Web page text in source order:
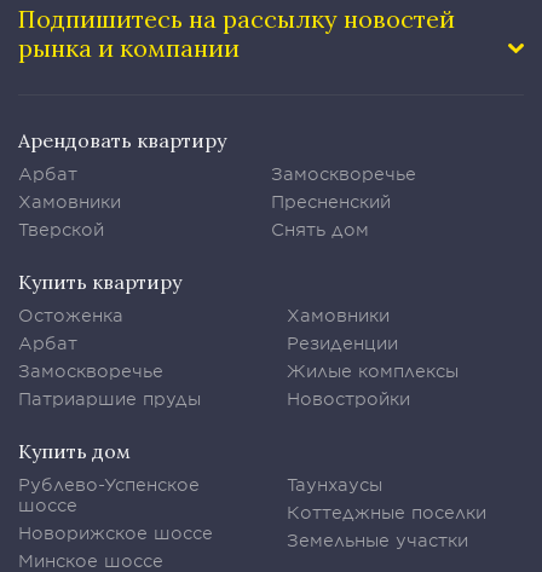
Подпишитесь на рассылку новостей
рынка и компании
Арендовать квартиру
Арбат
Хамовники
Тверской
Замоскворечье
Пресненский
Снять дом
Купить квартиру
Остоженка
Арбат
Замоскворечье
Патриаршие пруды
Хамовники
Резиденции
Жилые комплексы
Новостройки
Купить дом
Рублево-Успенское
шоссе
Новорижское шоссе
Минское шоссе
Таунхаусы
Коттеджные поселки
Земельные участки